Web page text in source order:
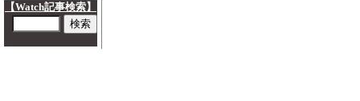
【Watch記事検索】